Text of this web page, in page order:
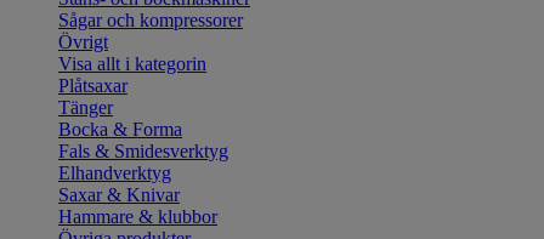
Sågar och kompressorer
Övrigt
Visa allt i kategorin
Plåtsaxar
Tänger
Bocka & Forma
Fals & Smidesverktyg
Elhandverktyg
Saxar & Knivar
Hammare & klubbor